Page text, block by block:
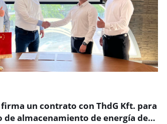
firma un contrato con ThdG Kft. para
de almacenamiento de energía de